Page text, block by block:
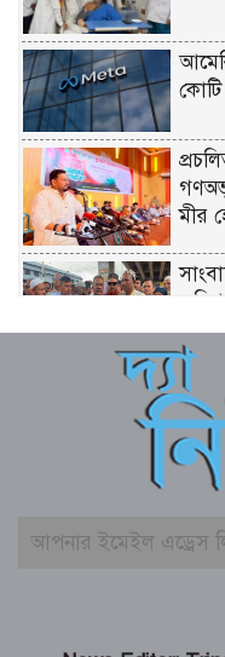
কোটি
মীর
দেড়